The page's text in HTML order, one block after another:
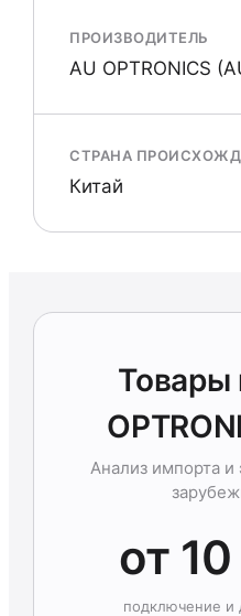
ПРОИЗВОДИТЕЛЬ
AU OPTRONICS
СТРАНА
Китай
Товары
Анализ импорта и
от
подключение и